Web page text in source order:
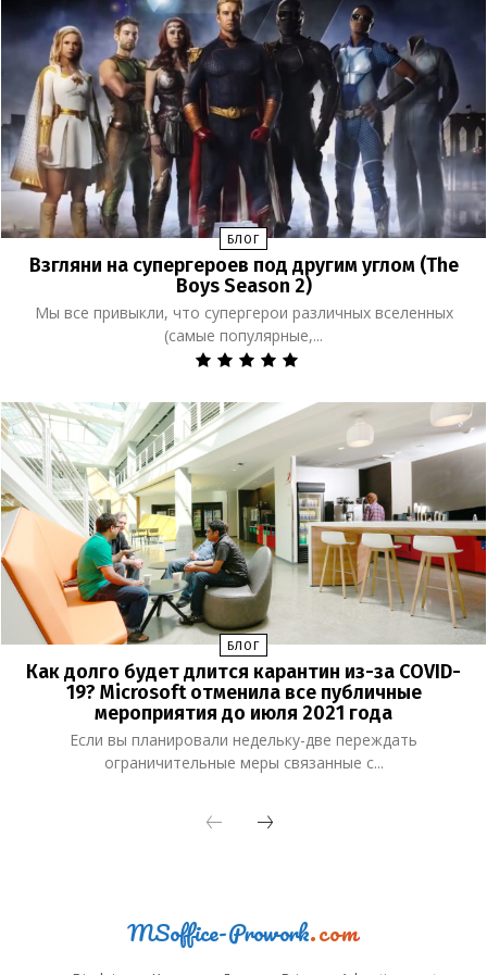
БЛОГ
Взгляни на супергероев под другим углом (The
Boys Season 2)
Мы все привыкли, что супергерои различных вселенных
(самые популярные,...
БЛОГ
Как долго будет длится карантин из-за COVID-
19? Microsoft отменила все публичные
мероприятия до июля 2021 года
Если вы планировали недельку-две переждать
ограничительные меры связанные с...
MSoffice-Prowork.com